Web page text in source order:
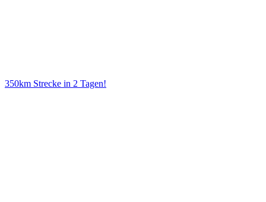
350km Strecke in 2 Tagen!